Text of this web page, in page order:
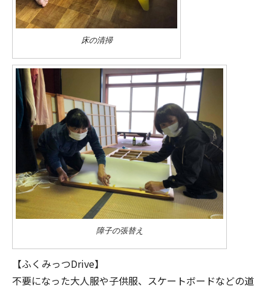
床の清掃
障子の張替え
【ふくみっつDrive】
不要になった大人服や子供服、スケートボードなどの道